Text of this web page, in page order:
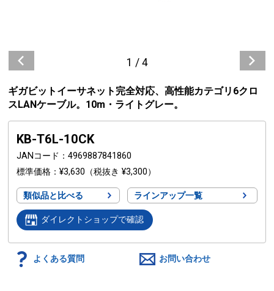
1 / 4
ギガビットイーサネット完全対応、高性能カテゴリ6クロ
スLANケーブル。10m・ライトグレー。
KB-T6L-10CK
JANコード
4969887841860
標準価格
¥3,630 （税抜き ¥3,300）
類似品と比べる ラインアップ一覧
ダイレクトショップで確認
よくある質問 お問い合わせ